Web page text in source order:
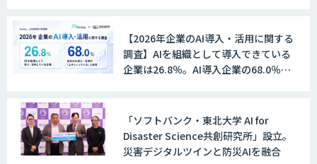
【2026年企業のAI導入・活用に関する
調査】AIを組織として導入できている
企業は26.8％。AI導入企業の68.0％
「ソフトバンク・東北大学 AI for
Disaster Science共創研究所」設立。
災害デジタルツインと防災AIを融合